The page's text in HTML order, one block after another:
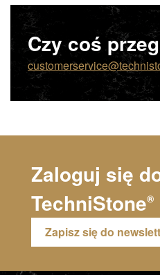
Czy coś
Zaloguj się
TechniStone®
Zapisz się do